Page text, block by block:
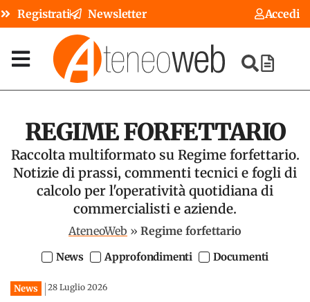
Registrati Newsletter Accedi
REGIME FORFETTARIO
Raccolta multiformato su Regime forfettario.
Notizie di prassi, commenti tecnici e fogli di
calcolo per l'operatività quotidiana di
commercialisti e aziende.
AteneoWeb » Regime forfettario
News Approfondimenti Documenti
News 28 Luglio 2026